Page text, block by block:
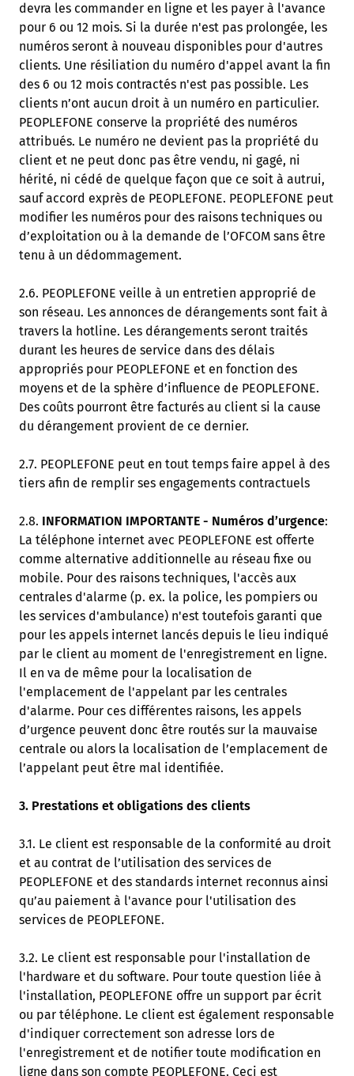
devra les commander en ligne et les payer à l'avance
pour 6 ou 12 mois. Si la durée n'est pas prolongée, les
numéros seront à nouveau disponibles pour d'autres
clients. Une résiliation du numéro d'appel avant la fin
des 6 ou 12 mois contractés n'est pas possible. Les
clients n’ont aucun droit à un numéro en particulier.
PEOPLEFONE conserve la propriété des numéros
attribués. Le numéro ne devient pas la propriété du
client et ne peut donc pas être vendu, ni gagé, ni
hérité, ni cédé de quelque façon que ce soit à autrui,
sauf accord exprès de PEOPLEFONE. PEOPLEFONE peut
modifier les numéros pour des raisons techniques ou
d’exploitation ou à la demande de l’OFCOM sans être
tenu à un dédommagement.
2.6. PEOPLEFONE veille à un entretien approprié de
son réseau. Les annonces de dérangements sont fait à
travers la hotline. Les dérangements seront traités
durant les heures de service dans des délais
appropriés pour PEOPLEFONE et en fonction des
moyens et de la sphère d’influence de PEOPLEFONE.
Des coûts pourront être facturés au client si la cause
du dérangement provient de ce dernier.
2.7. PEOPLEFONE peut en tout temps faire appel à des
tiers afin de remplir ses engagements contractuels
2.8. INFORMATION IMPORTANTE - Numéros d’urgence:
La téléphone internet avec PEOPLEFONE est offerte
comme alternative additionnelle au réseau fixe ou
mobile. Pour des raisons techniques, l'accès aux
centrales d'alarme (p. ex. la police, les pompiers ou
les services d'ambulance) n'est toutefois garanti que
pour les appels internet lancés depuis le lieu indiqué
par le client au moment de l'enregistrement en ligne.
Il en va de même pour la localisation de
l'emplacement de l'appelant par les centrales
d'alarme. Pour ces différentes raisons, les appels
d’urgence peuvent donc être routés sur la mauvaise
centrale ou alors la localisation de l’emplacement de
l’appelant peut être mal identifiée.
3. Prestations et obligations des clients
3.1. Le client est responsable de la conformité au droit
et au contrat de l’utilisation des services de
PEOPLEFONE et des standards internet reconnus ainsi
qu’au paiement à l'avance pour l'utilisation des
services de PEOPLEFONE.
3.2. Le client est responsable pour l'installation de
l'hardware et du software. Pour toute question liée à
l'installation, PEOPLEFONE offre un support par écrit
ou par téléphone. Le client est également responsable
d'indiquer correctement son adresse lors de
l'enregistrement et de notifier toute modification en
ligne dans son compte PEOPLEFONE. Ceci est